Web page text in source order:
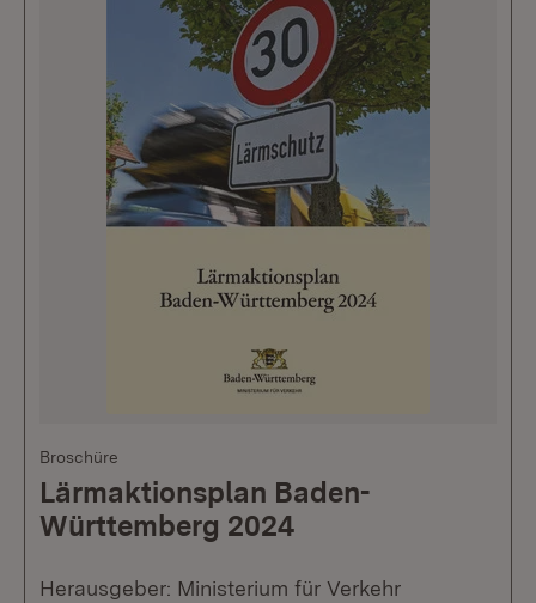
Broschüre
Lärmaktionsplan Baden-
Württemberg 2024
Herausgeber: Ministerium für Verkehr